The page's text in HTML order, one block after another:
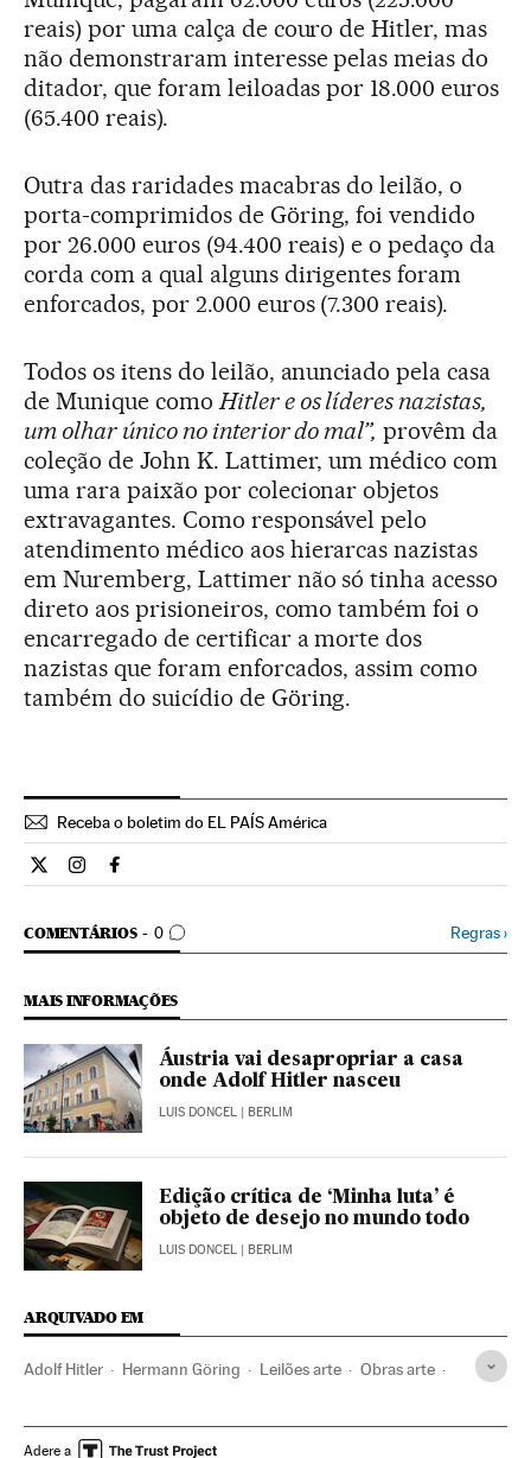
reais) por uma calça de couro de Hitler, mas
não demonstraram interesse pelas meias do
ditador, que foram leiloadas por 18.000 euros
(65.400 reais).
Outra das raridades macabras do leilão, o
porta-comprimidos de Göring, foi vendido
por 26.000 euros (94.400 reais) e o pedaço da
corda com a qual alguns dirigentes foram
enforcados, por 2.000 euros (7.300 reais).
Todos os itens do leilão, anunciado pela casa
de Munique comoHitler e os líderes nazistas,
um olhar único no interior do mal”, provêm da
coleção de John K. Lattimer, um médico com
uma rara paixão por colecionar objetos
extravagantes. Como responsável pelo
atendimento médico aos hierarcas nazistas
em Nuremberg, Lattimer não só tinha acesso
direto aos prisioneiros, como também foi o
encarregado de certificar a morte dos
nazistas que foram enforcados, assim como
também do suicídio de Göring.
Receba o boletim do EL PAÍS América
Cultura El País Brasil en Twitter
Cultura El País Brasil en Instagram
Cultura El País Brasil en Facebook
COMENTÁRIOS 0
COMENTÁRIOS Regras›
MAIS INFORMAÇÕES
Áustria vai desapropriar a casa
onde Adolf Hitler nasceu
LUIS DONCEL | BERLIM
Edição crítica de ‘Minha luta’ é
objeto de desejo no mundo todo
LUIS DONCEL | BERLIM
ARQUIVADO EM
Adolf Hitler Hermann Göring Leilões arte Obras arte
História contemporânea Comércio
Adere a